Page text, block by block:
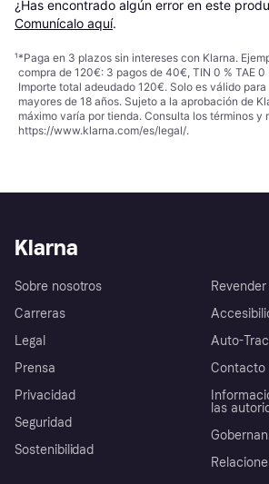
¿Has encontrado algún error en este
Comunícalo aquí.
¹*Paga en 3 plazos sin intereses con Klarna.
compra de 120€: 3 pagos de 40€, TIN 0 % TAE 0
Importe total adeudado 120€. Solo es válido
mayores de 18 años. Sujeto a la aprobación de
máximo varía por tienda. Consulta los términos y
https://www.klarna.com/es/legal/.
Klarna
Sobre nosotros
Carreras
Legal
Prensa
Privacidad
Seguridad
Sostenibilidad
Revender
Auto-
Contacto
las